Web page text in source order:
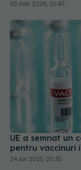
UE a semnat un
pentru vaccinuri
24 ian 2025, 20:30